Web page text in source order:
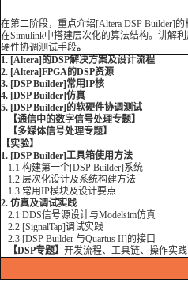
在第二阶段，重点介绍[Altera DSP Builder]
在Simulink中搭建层次化的算法结构。讲解
硬件协调测试手段。
1. [Altera]的DSP解决方案及设计流程
2. [Altera]FPGA的DSP资源
3. [DSP Builder]常用IP核
4. [DSP Builder]仿真
5. [DSP Builder]的软硬件协调测试
【通信中的数字信号处理专题】
【多媒体信号处理专题】
【实验】
1. [DSP Builder]工具箱使用方法
1.1 构建第一个[DSP Builder]系统
1.2 层次化设计及系统构建方法
1.3 常用IP模块及设计要点
2. 仿真及调试实践
2.1 DDS信号源设计与Modelsim仿真
2.2 [SignalTap]调试实践
2.3 [DSP Builder 与Quartus II]的接口
【DSP专题】 开发流程、工具链、操作实践